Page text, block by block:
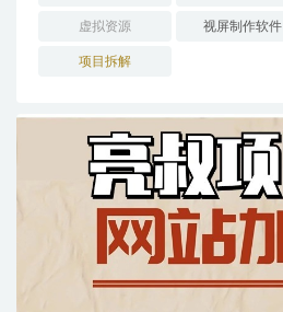
虚拟资源 视屏制作软件
项目拆解